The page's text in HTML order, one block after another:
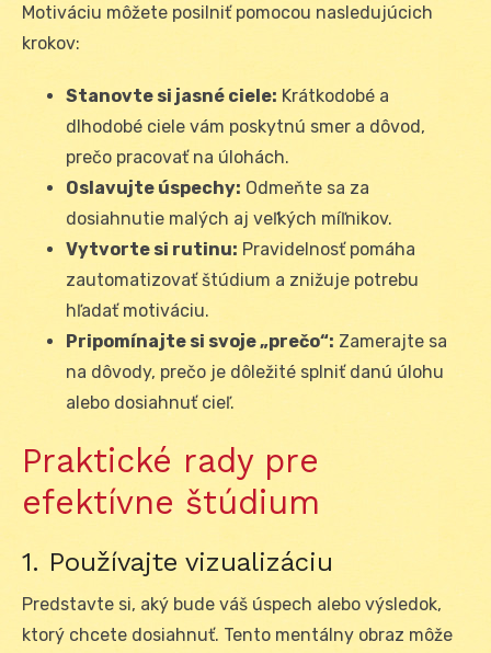
Motiváciu môžete posilniť pomocou nasledujúcich
krokov:
Stanovte si jasné ciele: Krátkodobé a
dlhodobé ciele vám poskytnú smer a dôvod,
prečo pracovať na úlohách.
Oslavujte úspechy: Odmeňte sa za
dosiahnutie malých aj veľkých míľnikov.
Vytvorte si rutinu: Pravidelnosť pomáha
zautomatizovať štúdium a znižuje potrebu
hľadať motiváciu.
Pripomínajte si svoje „prečo“: Zamerajte sa
na dôvody, prečo je dôležité splniť danú úlohu
alebo dosiahnuť cieľ.
Praktické rady pre
efektívne štúdium
1. Používajte vizualizáciu
Predstavte si, aký bude váš úspech alebo výsledok,
ktorý chcete dosiahnuť. Tento mentálny obraz môže